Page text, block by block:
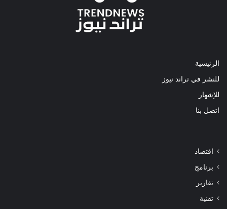
الرئيسية
للنشر في تراند نيوز
للإشهار
اتصل بنا
اقتصاد
برنامج
تقارير
تقنية